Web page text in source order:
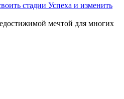
стадии Успеха и изменить
мечтой для многих